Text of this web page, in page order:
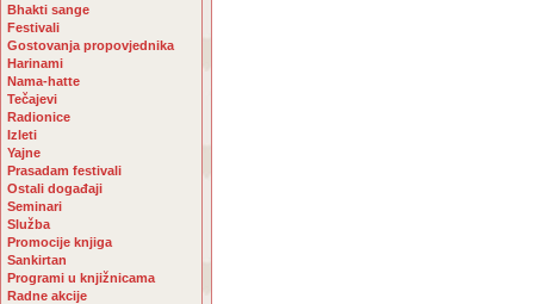
Bhakti sange
Festivali
Gostovanja propovjednika
Harinami
Nama-hatte
Tečajevi
Radionice
Izleti
Yajne
Prasadam festivali
Ostali događaji
Seminari
Služba
Promocije knjiga
Sankirtan
Programi u knjižnicama
Radne akcije